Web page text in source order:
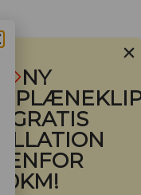
NY
GRATIS
60KM!